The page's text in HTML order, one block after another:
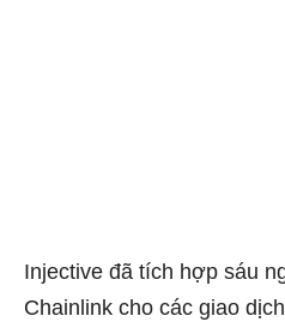
Injective đã tích hợp sáu
Chainlink cho các giao